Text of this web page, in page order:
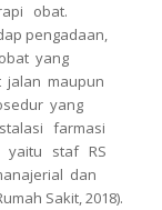
obat.
pengadaan,
yang
jalan maupun
yang
farmasi
yaitu staf RS
dan
Sakit, 2018).